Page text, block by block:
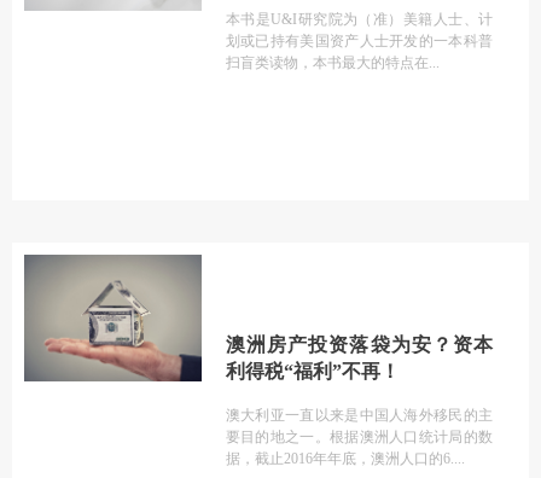
本书是U&I研究院为（准）美籍人士、计
划或已持有美国资产人士开发的一本科普
扫盲类读物，本书最大的特点在
澳洲房产投资落袋为安？资本
利得税“福利”不再！
澳大利亚一直以来是中国人海外移民的主
要目的地之一。根据澳洲人口统计局的数
据，截止2016年年底，澳洲人口的6.